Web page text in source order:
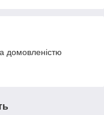
домовленістю